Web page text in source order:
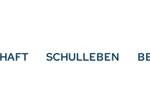
SCHULLEBEN